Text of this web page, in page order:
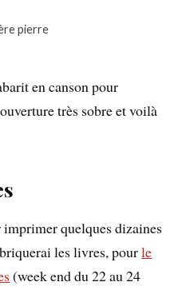
pierre
en canson pour
très sobre et voilà
quelques dizaines
les livres, pourle
(week end du 22 au 24